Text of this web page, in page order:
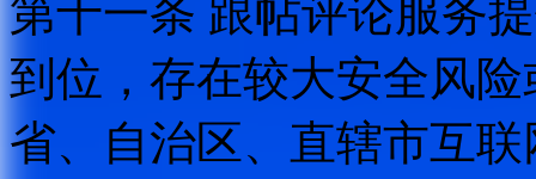
第十一条 跟帖评论服务
到位，存在较大安全风
省、自治区、直辖市互